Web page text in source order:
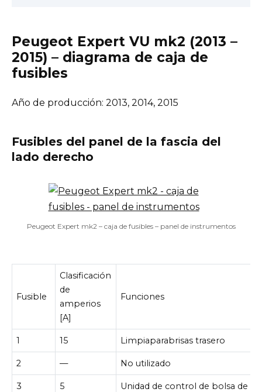
Peugeot Expert VU mk2 (2013 –
2015) – diagrama de caja de
fusibles
Año de producción: 2013, 2014, 2015
Fusibles del panel de la fascia del
lado derecho
Peugeot Expert mk2 – caja de fusibles – panel de instrumentos
Fusible
Clasificación
de
amperios
[A]
Funciones
1 15 Limpiaparabrisas trasero
2 — No utilizado
3 5 Unidad de control de bolsa de